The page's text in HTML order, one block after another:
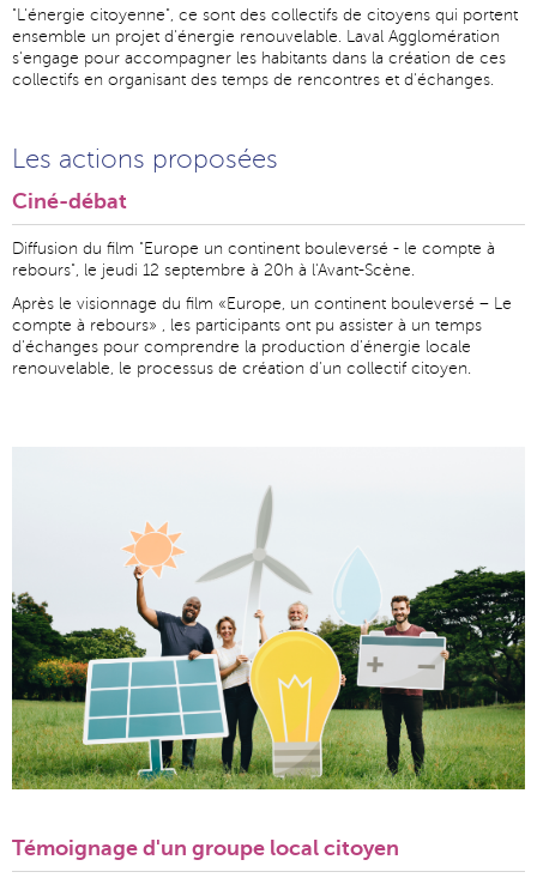
"L'énergie citoyenne", ce sont des collectifs de citoyens qui portent
ensemble un projet d'énergie renouvelable. Laval Agglomération
s'engage pour accompagner les habitants dans la création de ces
collectifs en organisant des temps de rencontres et d'échanges.
Les actions proposées
Ciné-débat
Diffusion du film "Europe un continent bouleversé - le compte à
rebours", le jeudi 12 septembre à 20h à l'Avant-Scène.
Après le visionnage du film «Europe, un continent bouleversé – Le
compte à rebours» , les participants ont pu assister à un temps
d'échanges pour comprendre la production d’énergie locale
renouvelable, le processus de création d’un collectif citoyen.
Témoignage d'un groupe local citoyen